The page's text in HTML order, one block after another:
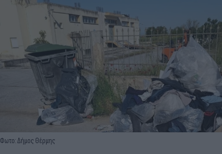
Φωτο: Δήμος Θέρμης